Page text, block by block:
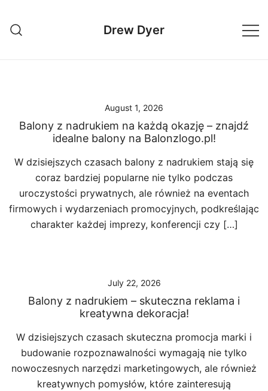
content
Drew Dyer
August 1, 2026
Balony z nadrukiem na każdą okazję – znajdź
idealne balony na Balonzlogo.pl!
W dzisiejszych czasach balony z nadrukiem stają się
coraz bardziej popularne nie tylko podczas
uroczystości prywatnych, ale również na eventach
firmowych i wydarzeniach promocyjnych, podkreślając
charakter każdej imprezy, konferencji czy […]
July 22, 2026
Balony z nadrukiem – skuteczna reklama i
kreatywna dekoracja!
W dzisiejszych czasach skuteczna promocja marki i
budowanie rozpoznawalności wymagają nie tylko
nowoczesnych narzędzi marketingowych, ale również
kreatywnych pomysłów, które zainteresują